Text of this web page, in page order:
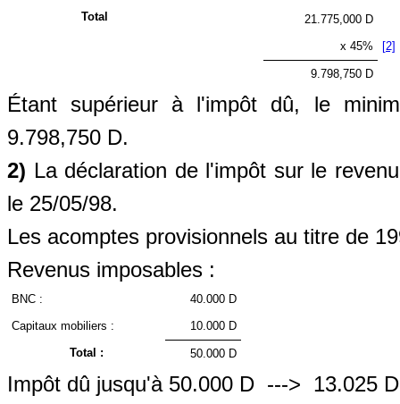
Total
21.775,000 D
x 45%
[2]
9.798,750 D
Étant supérieur à l'impôt dû, le
9.798,750 D.
2) La déclaration de l'impôt sur le
le 25/05/98.
Les acomptes provisionnels au titre de
Revenus imposables :
BNC :
40.000 D
Capitaux mobiliers :
10.000 D
Total :
50.000 D
Impôt dû jusqu'à 50.000 D ---> 13.025 D